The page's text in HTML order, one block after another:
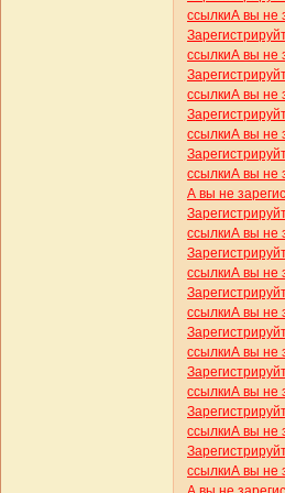
ссылкиА вы не
ссылкиА вы не
ссылкиА вы не
ссылкиА вы не
ссылкиА вы не
А вы не
ссылкиА вы не
ссылкиА вы не
ссылкиА вы не
ссылкиА вы не
ссылкиА вы не
ссылкиА вы не
ссылкиА вы не